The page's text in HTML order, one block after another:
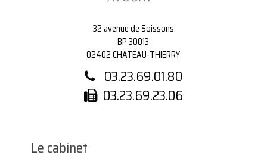
32 avenue de Soissons
BP 30013
02402 CHATEAU-THIERRY
03.23.69.01.80
03.23.69.23.06
Le cabinet